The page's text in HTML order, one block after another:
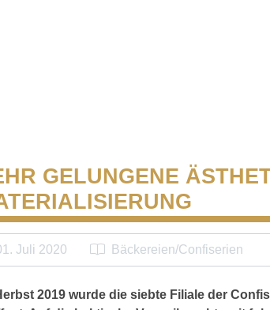
GELUNGENE
Juli 2020 Bäckereien/Confiserien
2019 wurde die siebte Filiale der